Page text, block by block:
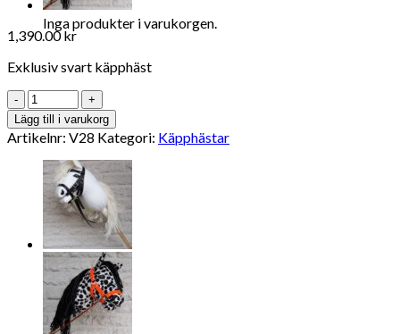
Inga produkter i varukorgen.
1,390.00kr
Exklusiv svart käpphäst
Antal
Lägg till i varukorg
Artikelnr: V28 Kategori: Käpphästar